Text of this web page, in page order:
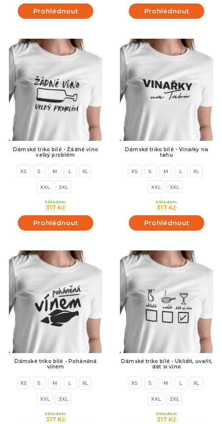
Prohlédnout Prohlédnout
Dámské triko bílé - Žádné víno
velký problém
XS S M L XL
XXL 3XL
317 Kč
Skladem
Prohlédnout
Dámské triko bílé - Vinařky na
tahu
XS S M L XL
XXL 3XL
317 Kč
Skladem
Prohlédnout
Dámské triko bílé - Poháněná
vínem
XS S M L XL
XXL 3XL
317 Kč
Skladem
Dámské triko bílé - Uklidit, uvařit,
dát si víno
XS S M L XL
XXL 3XL
317 Kč
Skladem